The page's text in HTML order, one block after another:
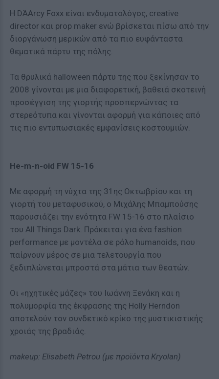
Η DΆArcy Foxx είναι ενδυματολόγος, creative
director και prop maker ενώ βρίσκεται πίσω από την
διοργάνωση μερικών από τα πιο ευφάνταστα
θεματικά πάρτυ της πόλης.
Τα θρυλικά halloween πάρτυ της που ξεκίνησαν το
2008 γίνονται με μια διαφορετική, βαθειά σκοτεινή
προσέγγιση της γιορτής προσπερνώντας τα
στερεότυπα και γίνονται αφορμή για κάποιες από
τις πιο εντυπωσιακές εμφανίσεις κοστουμιών.
He-m-n-oid FW 15-16
Με αφορμή τη νύχτα της 31ης Οκτωβρίου και τη
γιορτή του μεταφυσικού, ο Μιχάλης Μπαμπούσης
παρουσιάζει την ενότητα FW 15-16 στο πλαίσιο
του All Things Dark. Πρόκειται για ένα fashion
performance με μοντέλα σε ρόλο humanoids, που
παίρνουν μέρος σε μια τελετουργία που
ξεδιπλώνεται μπροστά στα μάτια των θεατών.
Οι «ηχητικές μάζες» του Ιωάννη Ξενάκη και η
πολυμορφία της έκφρασης της Holly Herndon
αποτελούν τον συνδετικό κρίκο της μυστικιστικής
χροιάς της βραδιάς.
makeup: Elisabeth Petrou (με προϊόντα Kryolan)